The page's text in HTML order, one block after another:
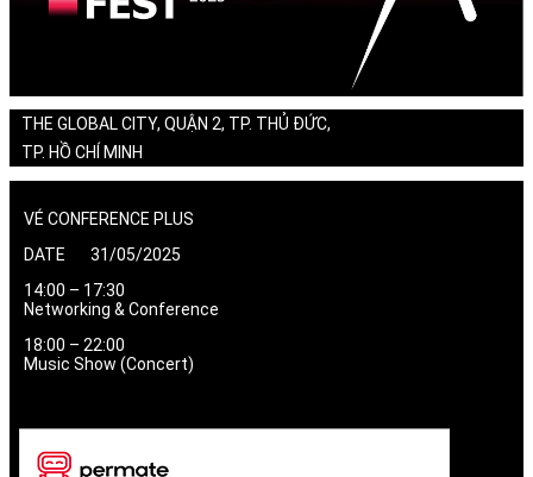
THE GLOBAL CITY, QUẬN 2, TP. THỦ ĐỨC,
TP. HỒ CHÍ MINH
VÉ CONFERENCE PLUS
DATE 31/05/2025
14:00 – 17:30
Networking & Conference
18:00 – 22:00
Music Show (Concert)